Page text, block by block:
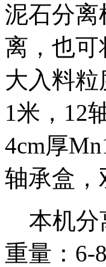
泥石分离
离，也可
大入料粒
1米，12
4cm厚
轴承盒，
本机分
重量：6-